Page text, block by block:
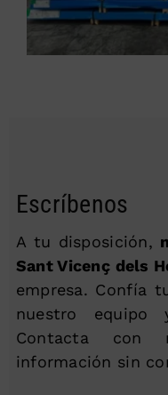
Escríbenos
A tu disposición,
Sant Vicenç dels
empresa. Confía
nuestro equipo
Contacta con
información sin